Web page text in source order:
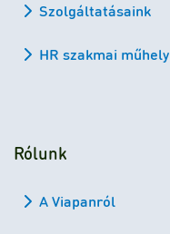
Szolgáltatásaink
HR szakmai műhely
Rólunk
A Viapanról